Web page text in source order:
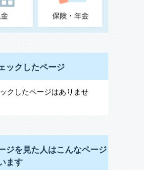
ックしたページ
クしたページはありませ
ジを見た人はこんなページ
ます